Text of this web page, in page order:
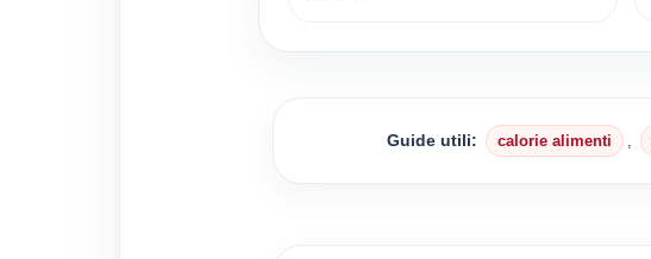
Guide utili: calorie alimenti